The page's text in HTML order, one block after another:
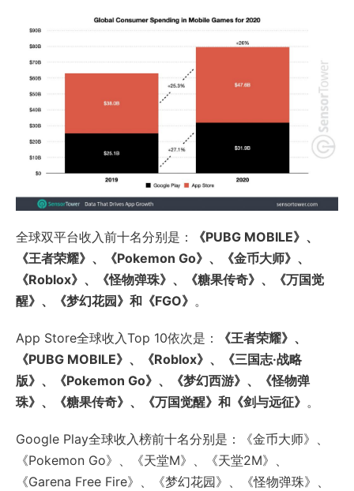
全球双平台收入前十名分别是：
《PUBG MOBILE》、
《王者荣耀》、《Pokemon Go》、《金币大师》、
《Roblox》、《怪物弹珠》、《糖果传奇》、《万国觉
醒》、《梦幻花园》和《FGO》 。
App Store全球收入Top 10依次是：
《王者荣耀》、
《PUBG MOBILE》、《Roblox》、《三国志·战略
版》、《Pokemon Go》、《梦幻西游》、《怪物弹
珠》、《糖果传奇》、《万国觉醒》和《剑与远征》 。
Google Play全球收入榜前十名分别是：《金币大师》、
《Pokemon Go》、《天堂M》、《天堂2M》、
《Garena Free Fire》、《梦幻花园》、《怪物弹珠》、